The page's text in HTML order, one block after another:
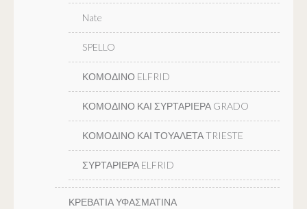
Nate
SPELLO
ΚΟΜΟΔΙΝΟ ELFRID
ΚΟΜΟΔΙΝΟ ΚΑΙ ΣΥΡΤΑΡΙΕΡΑ GRADO
ΚΟΜΟΔΙΝΟ ΚΑΙ ΤΟΥΑΛΕΤΑ TRIESTE
ΣΥΡΤΑΡΙΕΡΑ ELFRID
ΚΡΕΒΑΤΙΑ ΥΦΑΣΜΑΤΙΝΑ